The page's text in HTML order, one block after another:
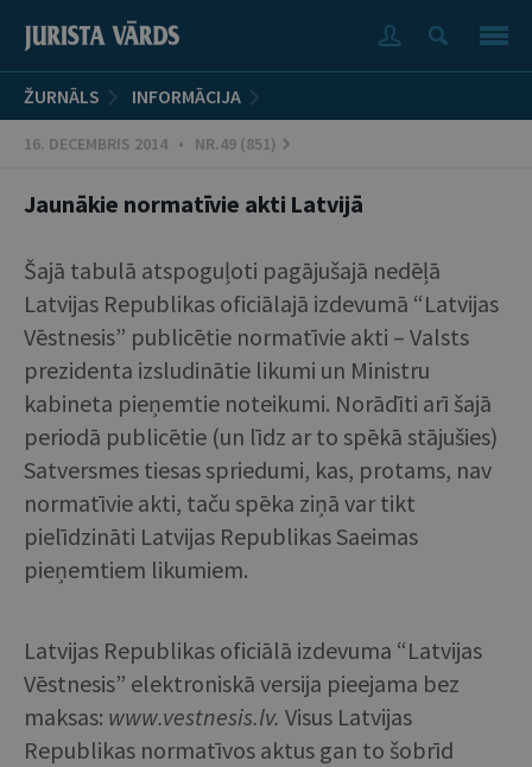
ŽURNĀLS INFORMĀCIJA
16. DECEMBRIS 2014 • NR.49 (851)
Jaunākie normatīvie akti Latvijā
Šajā tabulā atspoguļoti pagājušajā nedēļā
Latvijas Republikas oficiālajā izdevumā “Latvijas
Vēstnesis” publicētie normatīvie akti – Valsts
prezidenta izsludinātie likumi un Ministru
kabineta pieņemtie noteikumi. Norādīti arī šajā
periodā publicētie (un līdz ar to spēkā stājušies)
Satversmes tiesas spriedumi, kas, protams, nav
normatīvie akti, taču spēka ziņā var tikt
pielīdzināti Latvijas Republikas Saeimas
pieņemtiem likumiem.
Latvijas Republikas oficiālā izdevuma “Latvijas
Vēstnesis” elektroniskā versija pieejama bez
maksas: www.vestnesis.lv. Visus Latvijas
Republikas normatīvos aktus gan to šobrīd